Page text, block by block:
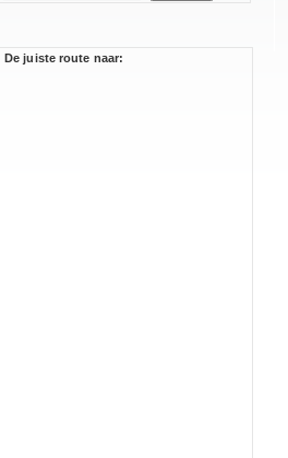
De juiste route naar: